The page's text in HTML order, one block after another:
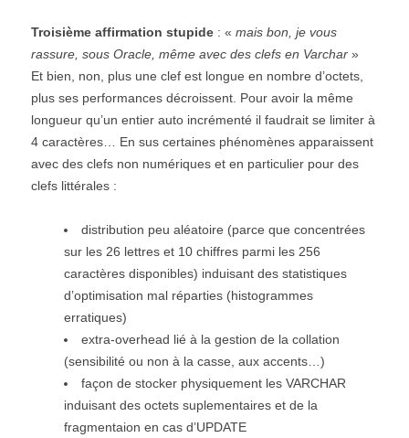
Troisième affirmation stupide : « mais bon, je vous
rassure, sous Oracle, même avec des clefs en Varchar »
Et bien, non, plus une clef est longue en nombre d’octets,
plus ses performances décroissent. Pour avoir la même
longueur qu’un entier auto incrémenté il faudrait se limiter à
4 caractères… En sus certaines phénomènes apparaissent
avec des clefs non numériques et en particulier pour des
clefs littérales :
distribution peu aléatoire (parce que concentrées
sur les 26 lettres et 10 chiffres parmi les 256
caractères disponibles) induisant des statistiques
d’optimisation mal réparties (histogrammes
erratiques)
extra-overhead lié à la gestion de la collation
(sensibilité ou non à la casse, aux accents…)
façon de stocker physiquement les VARCHAR
induisant des octets suplementaires et de la
fragmentaion en cas d’UPDATE